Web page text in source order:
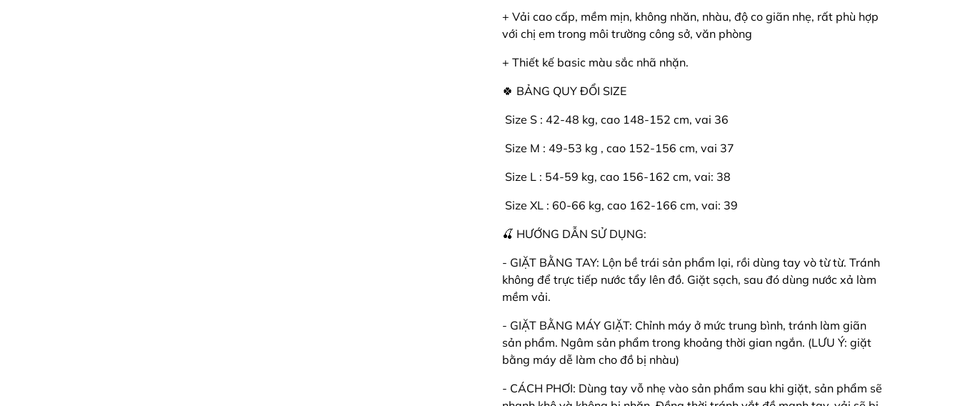
+ Vải cao cấp, mềm mịn, không nhăn, nhàu, độ co giãn nhẹ, rất phù hợp
với chị em trong môi trường công sở, văn phòng
+ Thiết kế basic màu sắc nhã nhặn.
🍀 BẢNG QUY ĐỔI SIZE
️ Size S : 42-48 kg, cao 148-152 cm, vai 36
️ Size M : 49-53 kg , cao 152-156 cm, vai 37
️ Size L : 54-59 kg, cao 156-162 cm, vai: 38
️ Size XL : 60-66 kg, cao 162-166 cm, vai: 39
🍒 HƯỚNG DẪN SỬ DỤNG:
- GIẶT BẰNG TAY: Lộn bề trái sản phẩm lại, rồi dùng tay vò từ từ. Tránh
không để trực tiếp nước tẩy lên đồ. Giặt sạch, sau đó dùng nước xả làm
mềm vải.
- GIẶT BẰNG MÁY GIẶT: Chỉnh máy ở mức trung bình, tránh làm giãn
sản phẩm. Ngâm sản phẩm trong khoảng thời gian ngắn. (LƯU Ý: giặt
bằng máy dễ làm cho đồ bị nhàu)
- CÁCH PHƠI: Dùng tay vỗ nhẹ vào sản phẩm sau khi giặt, sản phẩm sẽ